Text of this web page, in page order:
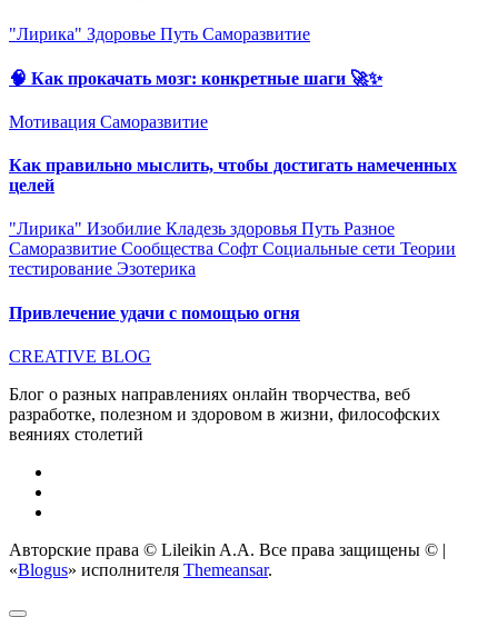
"Лирика" Здоровье Путь Саморазвитие
🧠 Как прокачать мозг: конкретные шаги 🚀✨
Мотивация Саморазвитие
Как правильно мыслить, чтобы достигать намеченных
целей
"Лирика" Изобилие Кладезь здоровья Путь Разное
Саморазвитие Сообщества Софт Социальные сети Теории
тестирование Эзотерика
Привлечение удачи с помощью огня
CREATIVE BLOG
Блог о разных направлениях онлайн творчества, веб
разработке, полезном и здоровом в жизни, философских
веяниях столетий
Авторские права © Lileikin A.A. Все права защищены © |
«Blogus» исполнителя Themeansar.